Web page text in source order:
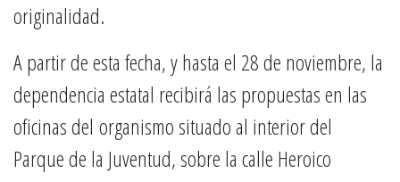
originalidad.
A partir de esta fecha, y hasta el 28 de noviembre, la
dependencia estatal recibirá las propuestas en las
oficinas del organismo situado al interior del
Parque de la Juventud, sobre la calle Heroico